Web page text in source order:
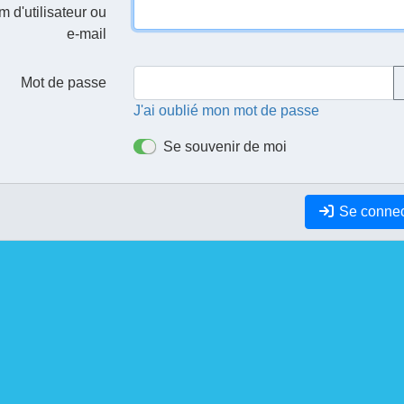
d'utilisateur ou
e-mail
Mot de passe
J'ai oublié mon mot de passe
Se souvenir de moi
Se